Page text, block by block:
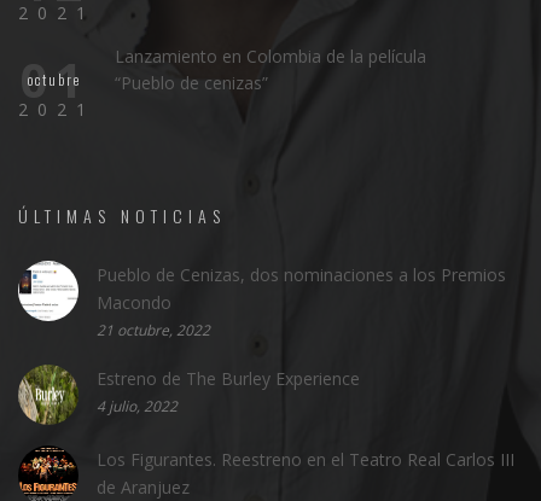
2021
01
octubre
2021
Lanzamiento en Colombia de la película
“Pueblo de cenizas”
ÚLTIMAS NOTICIAS
Pueblo de Cenizas, dos nominaciones a los Premios
Macondo
21 octubre, 2022
Estreno de The Burley Experience
4 julio, 2022
Los Figurantes. Reestreno en el Teatro Real Carlos III
de Aranjuez